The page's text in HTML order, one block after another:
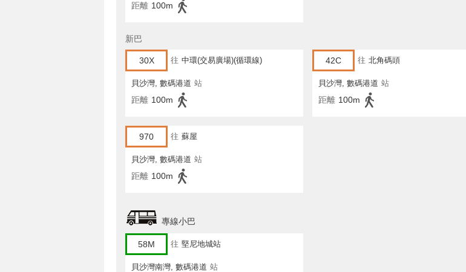
距離 100m
新巴
30X 往 中環(交易廣場)(循環線)
貝沙灣, 數碼港道 站
距離 100m
42C 往 北角碼頭
貝沙灣, 數碼港道 站
距離 100m
970 往 蘇屋
貝沙灣, 數碼港道 站
距離 100m
專線小巴
58M 往 堅尼地城站
貝沙灣南灣, 數碼港道 站